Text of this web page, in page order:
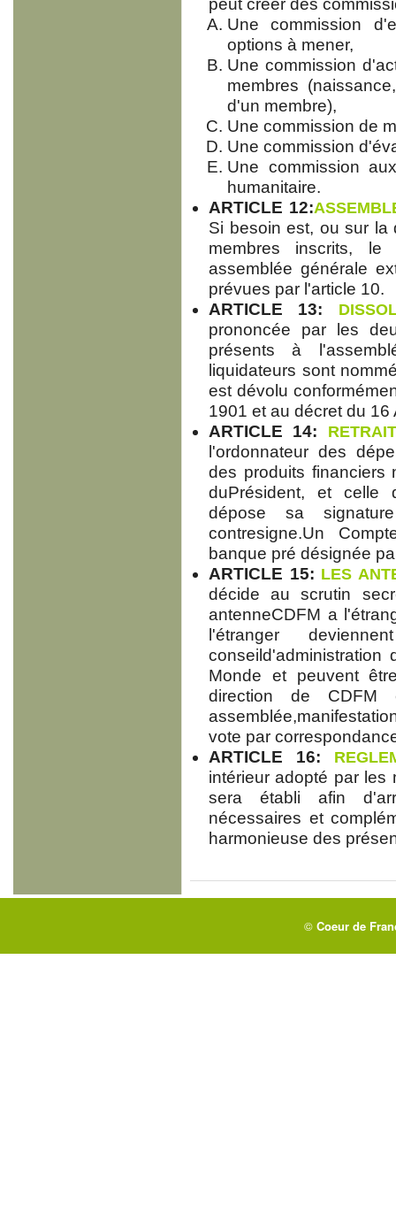
peut créer des
Une commission
options à mener,
Une commission
membres
d'un membre),
Une commission de
Une commission
Une commission
humanitaire.
ARTICLE 12:
Si besoin est, ou sur la
membres inscrits, le
assemblée générale
prévues par l'article 10.
ARTICLE 13:
prononcée par les
présents à
liquidateurs sont
est dévolu
1901 et au décret du 16
ARTICLE 14:
l'ordonnateur des
des produits financiers
duPrésident, et celle
dépose sa
contresigne.Un
banque pré désignée
ARTICLE 15: LES
décide au scrutin
antenneCDFM a
l'étranger
Monde et peuvent
direction de CDFM
vote par
ARTICLE 16:
intérieur adopté par les
sera établi afin
nécessaires et
harmonieuse des
© Coeur de